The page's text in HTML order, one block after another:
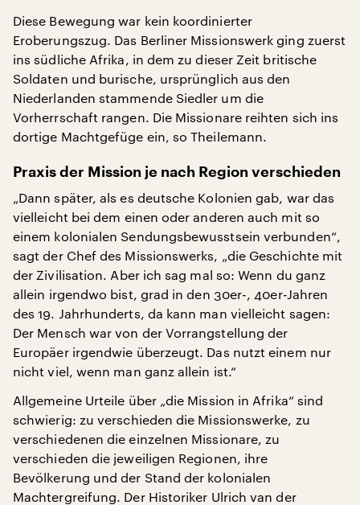
Diese Bewegung war kein koordinierter
Eroberungszug. Das Berliner Missionswerk ging zuerst
ins südliche Afrika, in dem zu dieser Zeit britische
Soldaten und burische, ursprünglich aus den
Niederlanden stammende Siedler um die
Vorherrschaft rangen. Die Missionare reihten sich ins
dortige Machtgefüge ein, so Theilemann.
Praxis der Mission je nach Region verschieden
„Dann später, als es deutsche Kolonien gab, war das
vielleicht bei dem einen oder anderen auch mit so
einem kolonialen Sendungsbewusstsein verbunden“,
sagt der Chef des Missionswerks, „die Geschichte mit
der Zivilisation. Aber ich sag mal so: Wenn du ganz
allein irgendwo bist, grad in den 30er-, 40er-Jahren
des 19. Jahrhunderts, da kann man vielleicht sagen:
Der Mensch war von der Vorrangstellung der
Europäer irgendwie überzeugt. Das nutzt einem nur
nicht viel, wenn man ganz allein ist.“
Allgemeine Urteile über „die Mission in Afrika“ sind
schwierig: zu verschieden die Missionswerke, zu
verschiedenen die einzelnen Missionare, zu
verschieden die jeweiligen Regionen, ihre
Bevölkerung und der Stand der kolonialen
Machtergreifung. Der Historiker Ulrich van der